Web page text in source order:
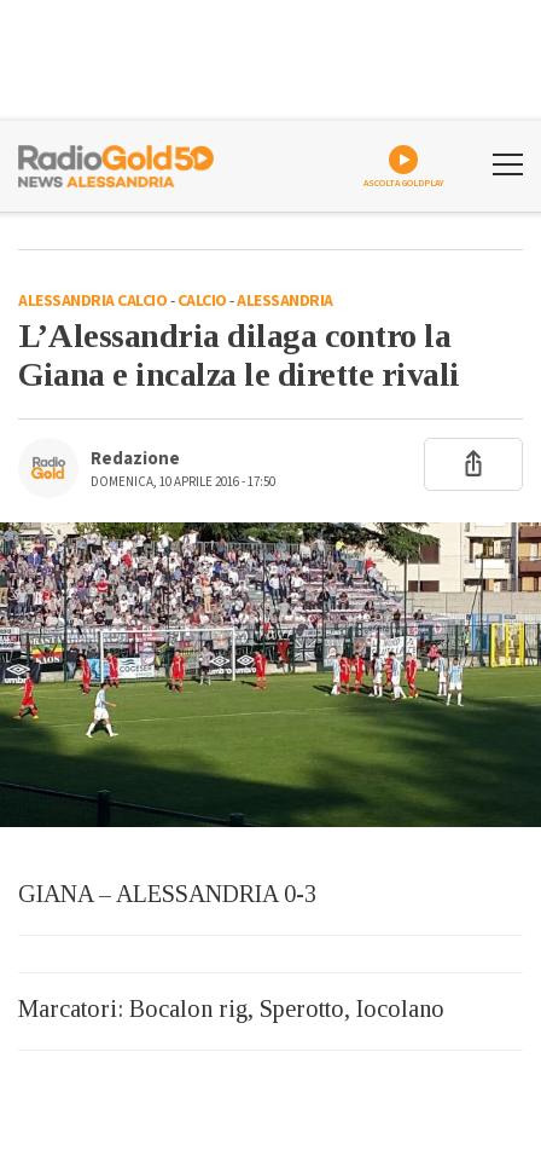
ASCOLTA GOLDPLAY
ALESSANDRIA CALCIO-CALCIO-ALESSANDRIA
L’Alessandria dilaga contro la
Giana e incalza le dirette rivali
Redazione
DOMENICA, 10 APRILE 2016 - 17:50
GIANA – ALESSANDRIA 0-3
Marcatori: Bocalon rig, Sperotto, Iocolano